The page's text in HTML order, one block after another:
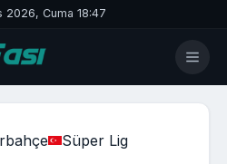
2026, Cuma 18:47
Süper Lig